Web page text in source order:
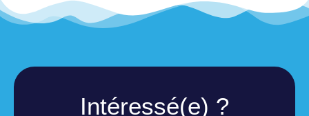
Intéressé(e) ?